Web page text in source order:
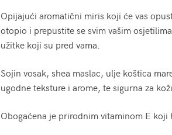
Opijajući aromatični miris koji će vas
otopio i prepustite se svim vašim
užitke koji su pred vama.
Sojin vosak, shea maslac, ulje koštica
ugodne teksture i arome, te sigurna za
Obogaćena je prirodnim vitaminom E koji